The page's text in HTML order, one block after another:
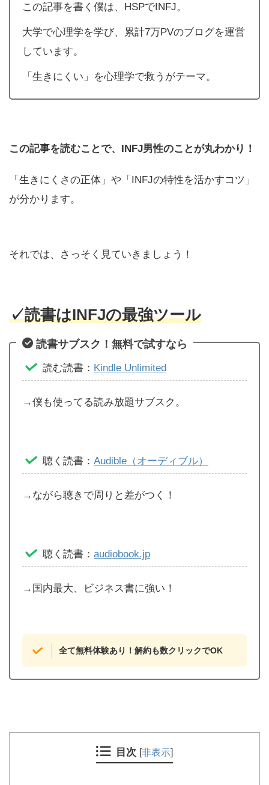
この記事を書く僕は、HSPでINFJ。
大学で心理学を学び、累計7万PVのブログを運営
しています。
「生きにくい」を心理学で救うがテーマ。
この記事を読むことで、INFJ男性のことが丸わかり！
「生きにくさの正体」や「INFJの特性を活かすコツ」
が分かります。
それでは、さっそく見ていきましょう！
✓読書はINFJの最強ツール
読書サブスク！無料で試すなら
読む読書： Kindle Unlimited
→僕も使ってる読み放題サブスク。
聴く読書： Audible（オーディブル）
→ながら聴きで周りと差がつく！
聴く読書： audiobook.jp
→国内最大、ビジネス書に強い！
全て無料体験あり！解約も数クリックでOK
目次 [非表示]